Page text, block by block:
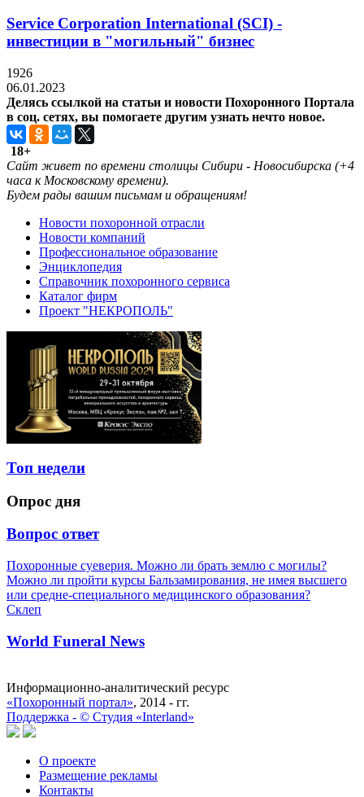
Service Corporation International (SCI) -
инвестиции в "могильный" бизнес
1926
06.01.2023
Делясь ссылкой на статьи и новости Похоронного Портала
в соц. сетях, вы помогаете другим узнать нечто новое.
18+
Cайт живет по времени столицы Сибири - Новосибирска (+4
часа к Московскому времени).
Будем рады вашим письмам и обращениям!
Новости похоронной отрасли
Новости компаний
Профессиональное образование
Энциклопедия
Справочник похоронного сервиса
Каталог фирм
Проект "НЕКРОПОЛЬ"
Топ недели
Опрос дня
Вопрос ответ
Похоронные суеверия. Можно ли брать землю с могилы?
Можно ли пройти курсы Бальзамирования, не имея высшего
или средне-специального медицинского образования?
Склеп
World Funeral News
Информационно-аналитический ресурс
«Похоронный портал», 2014 - гг.
Поддержка - © Cтудия «Interland»
О проекте
Размещение рекламы
Контакты